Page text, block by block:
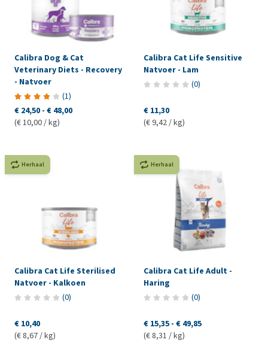
Calibra Dog & Cat
Veterinary Diets - Recovery
- Natvoer
(1)
€ 24,50 - € 48,00
(€ 10,00 / kg)
Calibra Cat Life Sensitive
Natvoer - Lam
(0)
€ 11,30
(€ 9,42 / kg)
Herhaal
Calibra Cat Life Sterilised
Natvoer - Kalkoen
(0)
€ 10,40
(€ 8,67 / kg)
Herhaal
Calibra Cat Life Adult -
Haring
(0)
€ 15,35 - € 49,85
(€ 8,31 / kg)